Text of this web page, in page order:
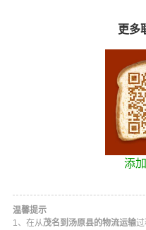
更多
添
温馨提示
1、在从茂名到汤原县的物流运输过